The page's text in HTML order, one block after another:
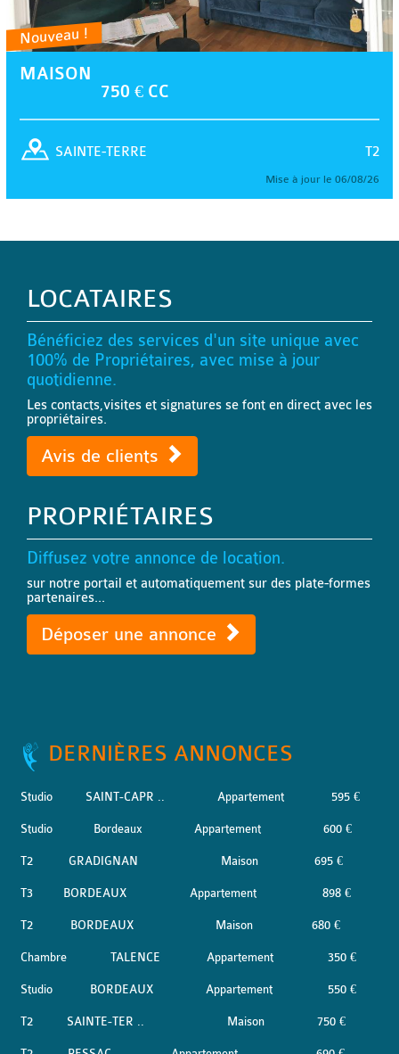
Nouveau !
MAISON
750 € CC
T2
SAINTE-TERRE
Mise à jour le 06/08/26
LOCATAIRES
Bénéficiez des services d'un site unique avec
100% de Propriétaires, avec mise à jour
quotidienne.
Les contacts,visites et signatures se font en direct avec les
propriétaires.
Avis de clients
PROPRIÉTAIRES
Diffusez votre annonce de location.
sur notre portail et automatiquement sur des plate-formes
partenaires...
Déposer une annonce
DERNIÈRES ANNONCES
Studio SAINT-CAPR .. Appartement 595 €
Studio Bordeaux Appartement 600 €
T2 GRADIGNAN Maison 695 €
T3 BORDEAUX Appartement 898 €
T2 BORDEAUX Maison 680 €
Chambre TALENCE Appartement 350 €
Studio BORDEAUX Appartement 550 €
T2 SAINTE-TER .. Maison 750 €